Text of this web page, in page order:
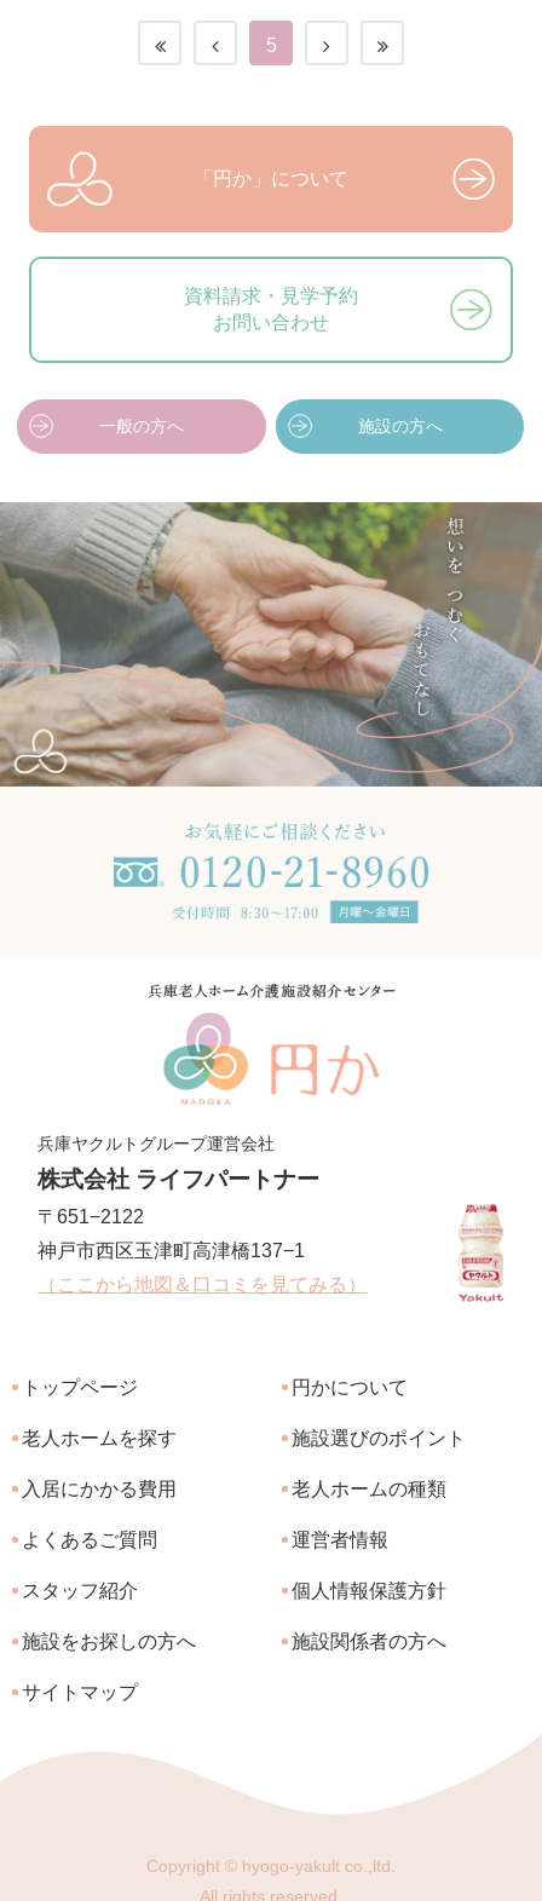
5
「円か」について
資料請求・見学予約
お問い合わせ
一般の方へ 施設の方へ
兵庫ヤクルトグループ運営会社
株式会社 ライフパートナー
〒651−2122
神戸市西区玉津町高津橋137−1
（ここから地図＆口コミを見てみる）
トップページ 円かについて
老人ホームを探す 施設選びのポイント
入居にかかる費用 老人ホームの種類
よくあるご質問 運営者情報
スタッフ紹介 個人情報保護方針
施設をお探しの方へ 施設関係者の方へ
サイトマップ
Copyright © hyogo-yakult co.,ltd.
All rights reserved.